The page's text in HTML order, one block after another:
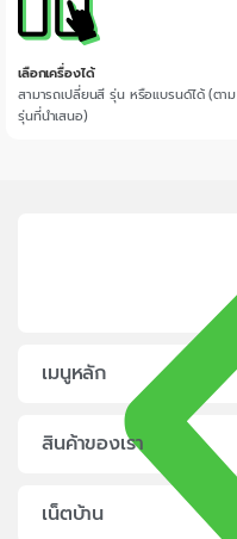
เลือกเครื่องได้
สามารถเปลี่ยนสี รุ่น หรือแบรนด์ได้ (ตาม
รุ่นที่นำเสนอ)
เมนูหลัก
สินค้าของเรา
เน็ตบ้าน